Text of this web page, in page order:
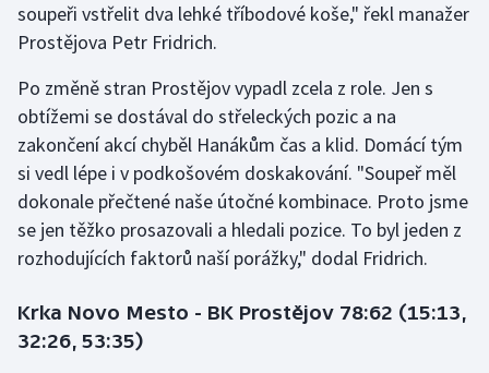
Krasobruslení
Lezení
Lyže a snowboard
Moderní pětiboj
Motorsport
Parasport
soupeři vstřelit dva lehké tříbodové koše," řekl manažer
Prostějova Petr Fridrich.
Po změně stran Prostějov vypadl zcela z role. Jen s
obtížemi se dostával do střeleckých pozic a na
zakončení akcí chyběl Hanákům čas a klid. Domácí tým
si vedl lépe i v podkošovém doskakování. "Soupeř měl
dokonale přečtené naše útočné kombinace. Proto jsme
se jen těžko prosazovali a hledali pozice. To byl jeden z
rozhodujících faktorů naší porážky," dodal Fridrich.
Krka Novo Mesto - BK Prostějov 78:62 (15:13,
32:26, 53:35)